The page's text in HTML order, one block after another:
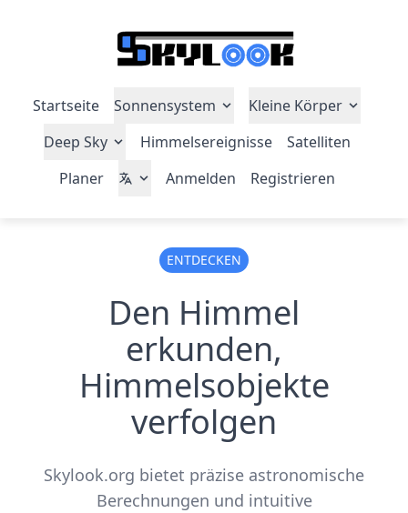
Startseite Sonnensystem
Kleine Körper
Deep Sky
Himmelsereignisse
Satelliten
Planer
Anmelden Registrieren
ENTDECKEN
Den Himmel
erkunden,
Himmelsobjekte
verfolgen
Skylook.org bietet präzise astronomische
Berechnungen und intuitive